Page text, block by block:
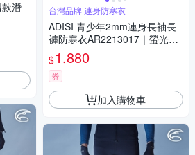
潛
台灣品牌 連身防寒衣
ADISI 青少年2mm連身長袖長
褲防寒衣AR2213017｜螢光粉
紅/夜酒紅
$1,880
券
加入購物車